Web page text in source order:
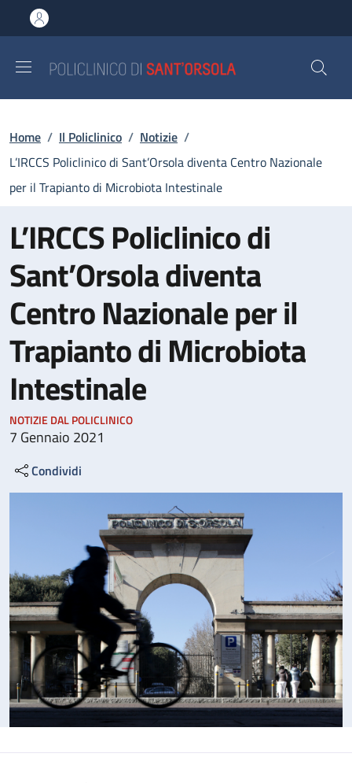
al contenuto principale
to footer content
Briciole di pane
Home / Il Policlinico / Notizie /
L’IRCCS Policlinico di Sant’Orsola diventa Centro Nazionale
per il Trapianto di Microbiota Intestinale
L’IRCCS Policlinico di
Sant’Orsola diventa
Centro Nazionale per il
Trapianto di Microbiota
Intestinale
NOTIZIE DAL POLICLINICO
7 Gennaio 2021
Condividi